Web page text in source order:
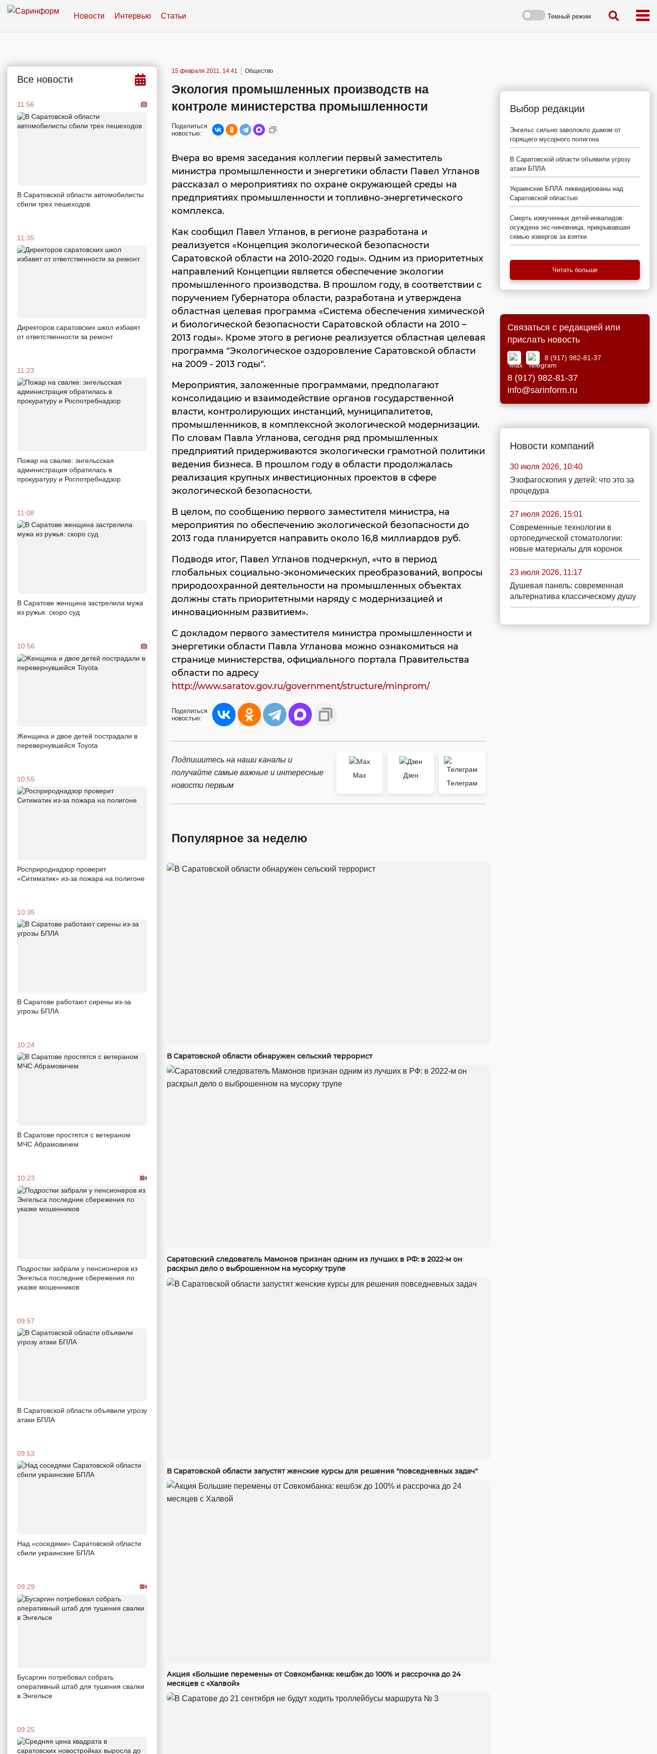
Новости Интервью Статьи Темный режим
Все новости
11:56
В Саратовской области автомобилисты
сбили трех пешеходов
11:35
Директоров саратовских школ избавят
от ответственности за ремонт
11:23
Пожар на свалке: энгельсская
администрация обратилась в
прокуратуру и Роспотребнадзор
11:08
В Саратове женщина застрелила мужа
из ружья: скоро суд
10:56
Женщина и двое детей пострадали в
перевернувшейся Toyota
10:55
Росприроднадзор проверит
«Ситиматик» из-за пожара на полигоне
10:35
В Саратове работают сирены из-за
угрозы БПЛА
10:24
В Саратове простятся с ветераном
МЧС Абрамовичем
10:23
Подростки забрали у пенсионеров из
Энгельса последние сбережения по
указке мошенников
09:57
В Саратовской области объявили угрозу
атаки БПЛА
09:53
Над «соседями» Саратовской области
сбили украинские БПЛА
09:29
Бусаргин потребовал собрать
оперативный штаб для тушения свалки
в Энгельсе
09:25
15 февраля 2011, 14:41 Общество
Экология промышленных производств на
контроле министерства промышленности
Поделиться
новостью:
Вчера во время заседания коллегии первый заместитель
министра промышленности и энергетики области Павел Угланов
рассказал о мероприятиях по охране окружающей среды на
предприятиях промышленности и топливно-энергетического
комплекса.
Как сообщил Павел Угланов, в регионе разработана и
реализуется «Концепция экологической безопасности
Саратовской области на 2010-2020 годы». Одним из приоритетных
направлений Концепции является обеспечение экологии
промышленного производства. В прошлом году, в соответствии с
поручением Губернатора области, разработана и утверждена
областная целевая программа «Система обеспечения химической
и биологической безопасности Саратовской области на 2010 –
2013 годы». Кроме этого в регионе реализуется областная целевая
программа "Экологическое оздоровление Саратовской области
на 2009 - 2013 годы".
Мероприятия, заложенные программами, предполагают
консолидацию и взаимодействие органов государственной
власти, контролирующих инстанций, муниципалитетов,
промышленников, в комплексной экологической модернизации.
По словам Павла Угланова, сегодня ряд промышленных
предприятий придерживаются экологически грамотной политики
ведения бизнеса. В прошлом году в области продолжалась
реализация крупных инвестиционных проектов в сфере
экологической безопасности.
В целом, по сообщению первого заместителя министра, на
мероприятия по обеспечению экологической безопасности до
2013 года планируется направить около 16,8 миллиардов руб.
Подводя итог, Павел Угланов подчеркнул, «что в период
глобальных социально-экономических преобразований, вопросы
природоохранной деятельности на промышленных объектах
должны стать приоритетными наряду с модернизацией и
инновационным развитием».
С докладом первого заместителя министра промышленности и
энергетики области Павла Угланова можно ознакомиться на
странице министерства, официального портала Правительства
области по адресу
http://www.saratov.gov.ru/government/structure/minprom/
Поделиться
новостью:
Подпишитесь на наши каналы и
получайте самые важные и интересные
новости первым
Max
Дзен
Телеграм
Популярное за неделю
В Саратовской области обнаружен сельский террорист
Саратовский следователь Мамонов признан одним из лучших в РФ: в 2022-м он
раскрыл дело о выброшенном на мусорку трупе
В Саратовской области запустят женские курсы для решения "повседневных задач"
Акция «Большие перемены» от Совкомбанка: кешбэк до 100% и рассрочка до 24
месяцев с «Халвой»
Выбор редакции
Энгельс сильно заволокло дымом от
горящего мусорного полигона
В Саратовской области объявили угрозу
атаки БПЛА
Украинские БПЛА ликвидированы над
Саратовской областью
Смерть измученных детей-инвалидов:
осуждена экс-чиновница, прикрывавшая
семью извергов за взятки
Читать больше
Связаться с редакцией или
прислать новость
8 (917) 982-81-37
8 (917) 982-81-37
info@sarinform.ru
Новости компаний
30 июля 2026, 10:40
Эзофагоскопия у детей: что это за
процедура
27 июля 2026, 15:01
Современные технологии в
ортопедической стоматологии:
новые материалы для коронок
23 июля 2026, 11:17
Душевая панель: современная
альтернатива классическому душу